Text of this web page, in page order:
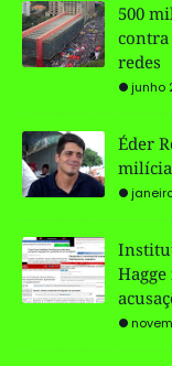
500
contra
redes
junho
Éder
milícia